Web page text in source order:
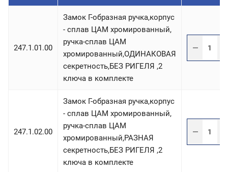
247.1.01.00
Замок Г-образная ручка,корпус
- сплав ЦАМ хромированный,
ручка-сплав ЦАМ
хромированный,ОДИНАКОВАЯ
секретность,БЕЗ РИГЕЛЯ ,2
ключа в комплекте
247.1.02.00
Замок Г-образная ручка,корпус
- сплав ЦАМ хромированный,
ручка-сплав ЦАМ
хромированный,РАЗНАЯ
секретность,БЕЗ РИГЕЛЯ ,2
ключа в комплекте